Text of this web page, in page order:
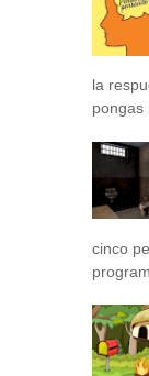
la
pongas
cinco